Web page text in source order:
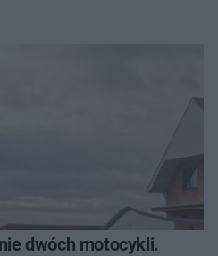
dwóch motocykli.